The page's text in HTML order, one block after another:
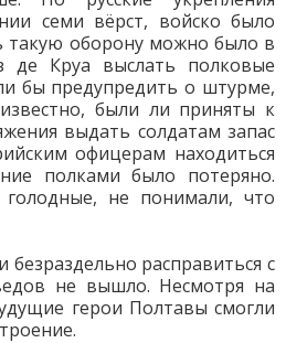
семи вёрст, войско было
такую оборону можно было в
де Круа выслать полковые
бы предупредить о штурме,
были ли приняты к
выдать солдатам запас
офицерам находиться
полками было потеряно.
не понимали, что
расправиться с
не вышло. Несмотря на
герои Полтавы смогли